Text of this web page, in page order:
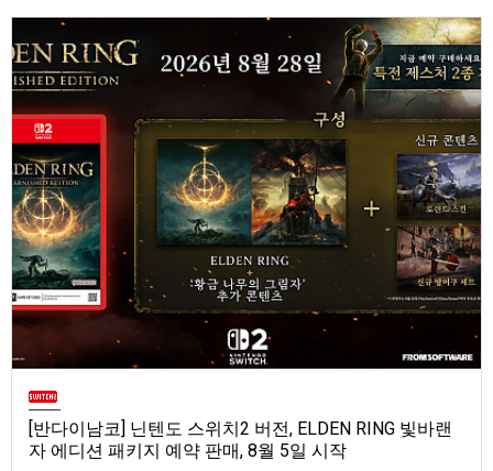
[반다이남코] 닌텐도 스위치2 버전, ELDEN RING 빛바랜
자 에디션 패키지 예약 판매, 8월 5일 시작